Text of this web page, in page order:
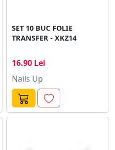
SET 10 BUC FOLIE
TRANSFER - XKZ14
16.90 Lei
Nails Up